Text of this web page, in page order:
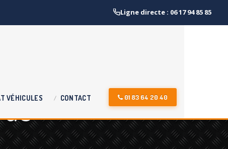
Ligne directe : 06 17 94 85 85
VÉHICULES CONTACT 01 83 64 20 40